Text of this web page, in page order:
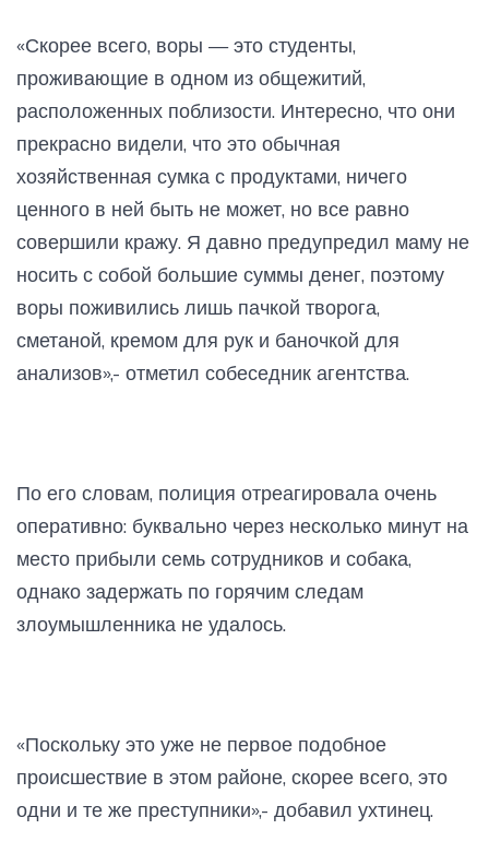
«Скорее всего, воры — это студенты,
проживающие в одном из общежитий,
расположенных поблизости. Интересно, что они
прекрасно видели, что это обычная
хозяйственная сумка с продуктами, ничего
ценного в ней быть не может, но все равно
совершили кражу. Я давно предупредил маму не
носить с собой большие суммы денег, поэтому
воры поживились лишь пачкой творога,
сметаной, кремом для рук и баночкой для
анализов»,- отметил собеседник агентства.
По его словам, полиция отреагировала очень
оперативно: буквально через несколько минут на
место прибыли семь сотрудников и собака,
однако задержать по горячим следам
злоумышленника не удалось.
«Поскольку это уже не первое подобное
происшествие в этом районе, скорее всего, это
одни и те же преступники»,- добавил ухтинец.